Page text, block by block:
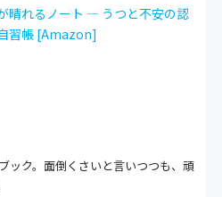
晴れるノート ― うつと不安の認
習帳 [Amazon]
ック。面倒くさいと言いつつも、頑